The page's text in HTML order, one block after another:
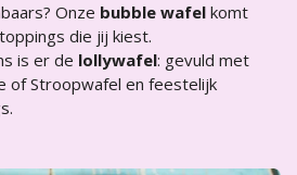
Onze bubble wafel komt
die jij kiest.
is er de lollywafel: gevuld met
of Stroopwafel en feestelijk